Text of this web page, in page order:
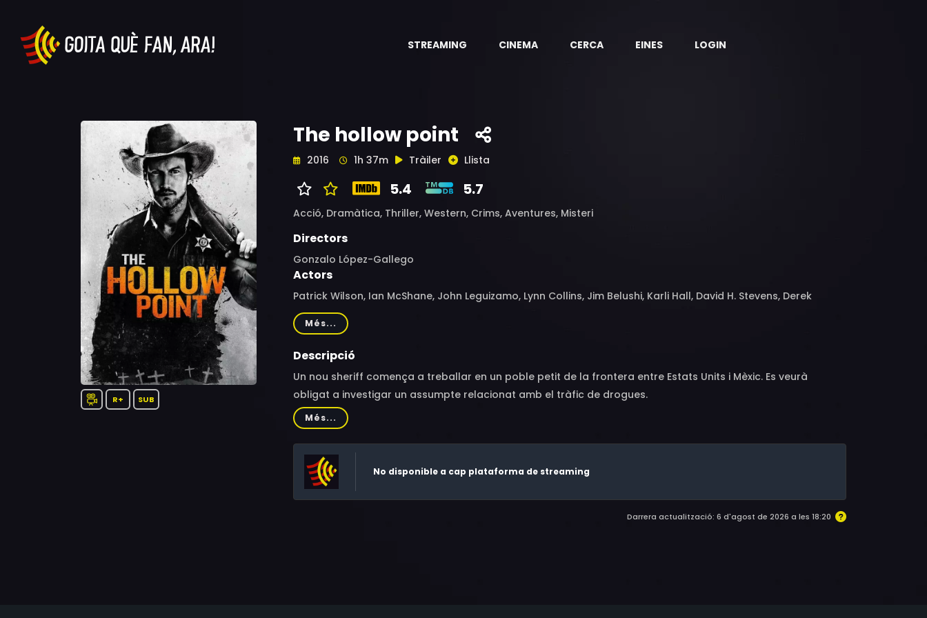
STREAMING CINEMA CERCA EINES LOGIN
R+ SUB
The hollow point
2016 1h 37m Tràiler Llista
5.4 5.7
Acció, Dramàtica, Thriller, Western, Crims, Aventures, Misteri
Directors
Gonzalo López-Gallego
Actors
Patrick Wilson, Ian McShane, John Leguizamo, Lynn Collins, Jim Belushi, Karli Hall, David H. Stevens, Derek
Boone, Yolanda Stange, Michael Flynn, Craig Clyde, Carl Hadra, Heather Beers, Nathan Stevens, David
Fernandez Jr., Marlon V. Gaines
Més...
Descripció
Un nou sheriff comença a treballar en un poble petit de la frontera entre Estats Units i Mèxic. Es veurà
obligat a investigar un assumpte relacionat amb el tràfic de drogues.
Més...
No disponible a cap plataforma de streaming
Darrera actualització: 6 d'agost de 2026 a les 18:20